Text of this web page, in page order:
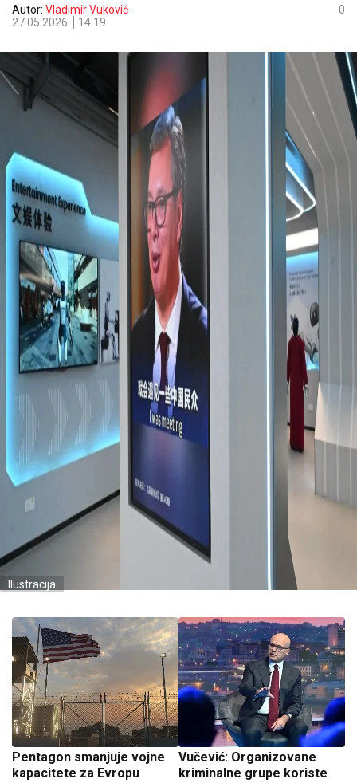
Autor: Vladimir Vuković
27.05.2026.
14:19
0
Ilustracija
Pentagon smanjuje vojne
kapacitete za Evropu
Vučević: Organizovane
kriminalne grupe koriste